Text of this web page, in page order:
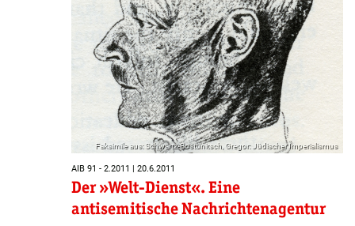
Faksimile aus: Schwartz-Bostunitsch, Gregor: Jüdischer Imperialismus
AIB 91 - 2.2011 | 20.6.2011
Der »Welt-Dienst«. Eine
antisemitische Nachrichtenagentur